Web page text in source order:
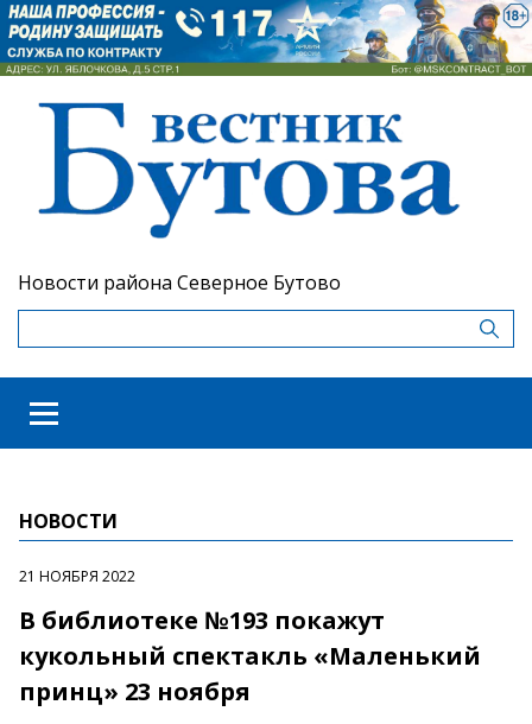
Новости района Северное Бутово
НОВОСТИ
21 НОЯБРЯ 2022
В библиотеке №193 покажут
кукольный спектакль «Маленький
принц» 23 ноября